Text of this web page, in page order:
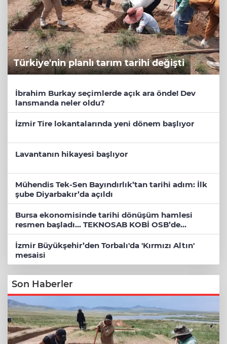
Türkiye'nin planlı tarım tarihi değişti
İbrahim Burkay seçimlerde açık ara önde! Dev
lansmanda neler oldu?
İzmir Tire lokantalarında yeni dönem başlıyor
Lavantanın hikayesi başlıyor
Mühendis Tek-Sen Bayındırlık’tan tarihi adım: İlk
şube Diyarbakır’da açıldı
Bursa ekonomisinde tarihi dönüşüm hamlesi
resmen başladı... TEKNOSAB KOBİ OSB’de
başvurular başladı
İzmir Büyükşehir’den Torbalı'da 'Kırmızı Altın'
mesaisi
Son Haberler